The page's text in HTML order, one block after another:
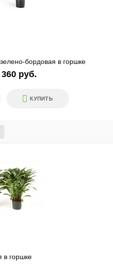
бордовая в горшке
360 руб.
КУПИТЬ
в горшке